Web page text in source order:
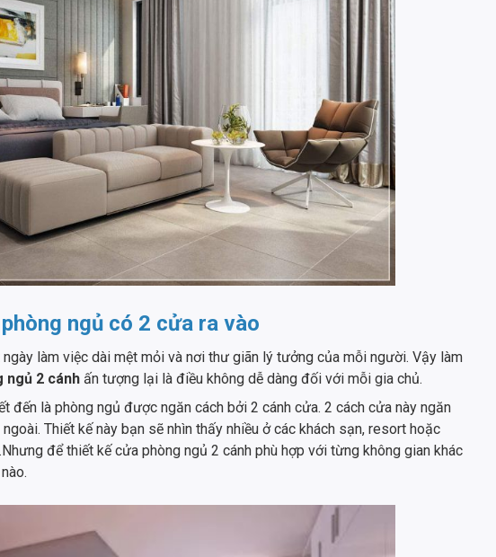
ngủ có 2 cửa ra vào
làm việc dài mệt mỏi và nơi thư giãn lý tưởng của mỗi người. Vậy làm
ngủ 2 cánh ấn tượng lại là điều không dễ dàng đối với mỗi gia chủ.
đến là phòng ngủ được ngăn cách bởi 2 cánh cửa. 2 cách cửa này ngăn
Thiết kế này bạn sẽ nhìn thấy nhiều ở các khách sạn, resort hoặc
để thiết kế cửa phòng ngủ 2 cánh phù hợp với từng không gian khác